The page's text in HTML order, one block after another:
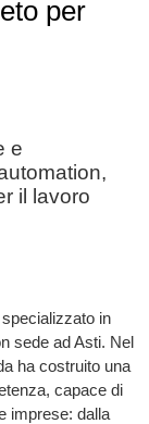
per
e
il lavoro
in
sede ad Asti. Nel
ha costruito una
capace di
imprese: dalla